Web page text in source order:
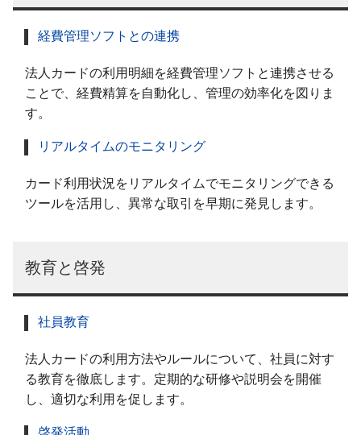
経費管理ソフトとの連携
法人カードの利用明細を経費管理ソフトと連携させる
ことで、経費精算を自動化し、管理の効率化を図りま
す。
リアルタイムのモニタリング
カード利用状況をリアルタイムでモニタリングできる
ツールを活用し、異常な取引を早期に発見します。
教育と啓発
社員教育
法人カードの利用方法やルールについて、社員に対す
る教育を徹底します。定期的な研修や説明会を開催
し、適切な利用を促します。
啓発活動